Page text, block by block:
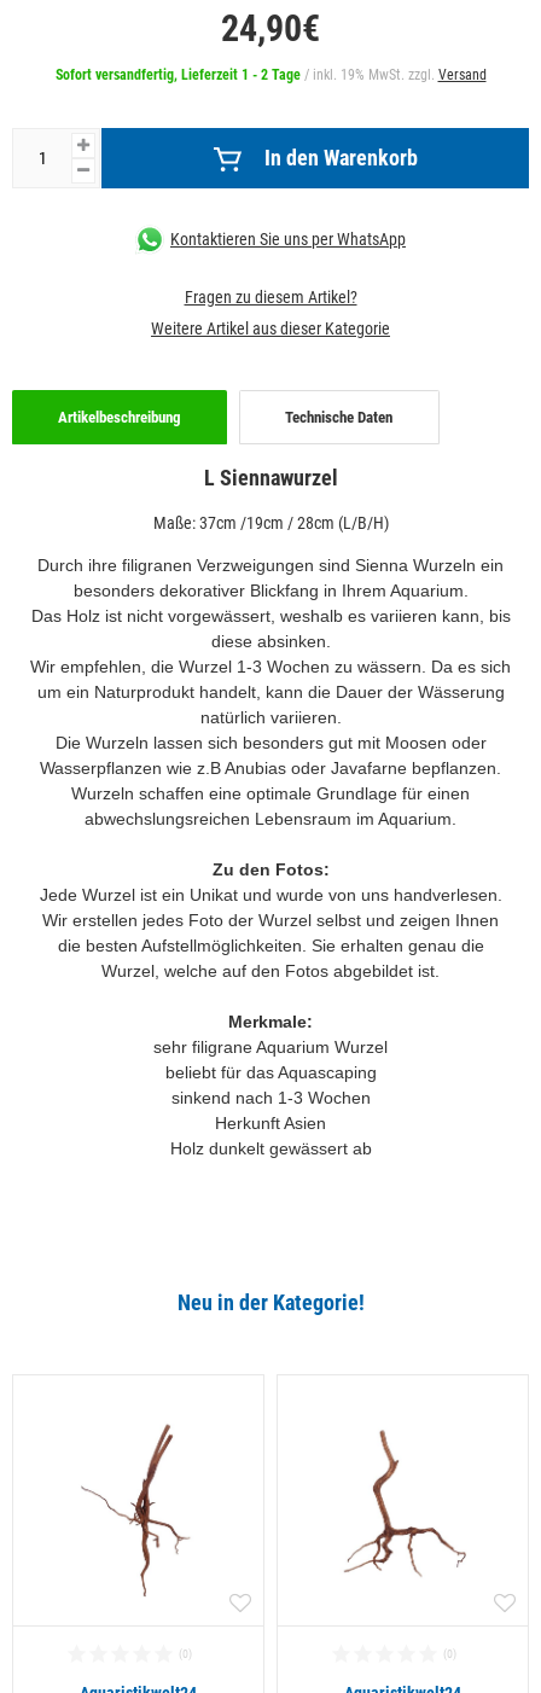
24,90€
Sofort versandfertig, Lieferzeit 1 - 2 Tage / inkl. 19% MwSt. zzgl. Versand
In den Warenkorb
Kontaktieren Sie uns per WhatsApp
Fragen zu diesem Artikel?
Weitere Artikel aus dieser Kategorie
Artikelbeschreibung Technische Daten
L Siennawurzel
Maße: 37cm /19cm / 28cm (L/B/H)
Durch ihre filigranen Verzweigungen sind Sienna Wurzeln ein
besonders dekorativer Blickfang in Ihrem Aquarium.
Das Holz ist nicht vorgewässert, weshalb es variieren kann, bis
diese absinken.
Wir empfehlen, die Wurzel 1-3 Wochen zu wässern. Da es sich
um ein Naturprodukt handelt, kann die Dauer der Wässerung
natürlich variieren.
Die Wurzeln lassen sich besonders gut mit Moosen oder
Wasserpflanzen wie z.B Anubias oder Javafarne bepflanzen.
Wurzeln schaffen eine optimale Grundlage für einen
abwechslungsreichen Lebensraum im Aquarium.
Zu den Fotos:
Jede Wurzel ist ein Unikat und wurde von uns handverlesen.
Wir erstellen jedes Foto der Wurzel selbst und zeigen Ihnen
die besten Aufstellmöglichkeiten. Sie erhalten genau die
Wurzel, welche auf den Fotos abgebildet ist.
Merkmale:
sehr filigrane Aquarium Wurzel
beliebt für das Aquascaping
sinkend nach 1-3 Wochen
Herkunft Asien
Holz dunkelt gewässert ab
Neu in der Kategorie!